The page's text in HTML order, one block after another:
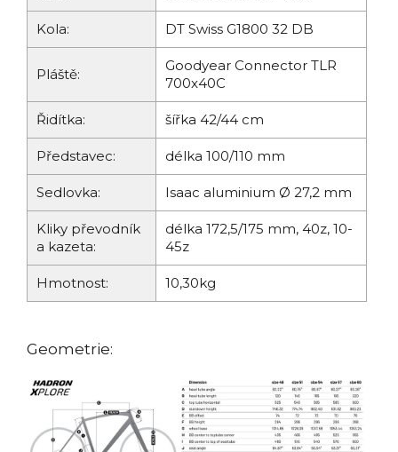
Kola: DT Swiss G1800 32 DB
Pláště:
Goodyear Connector TLR
700x40C
Řidítka: šířka 42/44 cm
Představec: délka 100/110 mm
Sedlovka: Isaac aluminium Ø 27,2 mm
Kliky převodník
a kazeta:
délka 172,5/175 mm, 40z, 10-
45z
Hmotnost: 10,30kg
Geometrie: